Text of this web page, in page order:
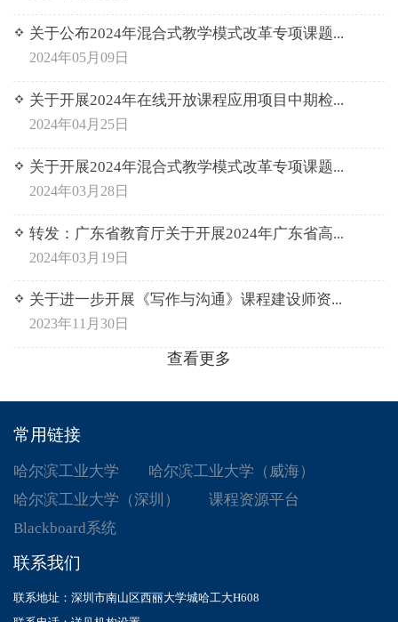
关于公布2024年混合式教学模式改革专项课题...
2024年05月09日
关于开展2024年在线开放课程应用项目中期检...
2024年04月25日
关于开展2024年混合式教学模式改革专项课题...
2024年03月28日
转发：广东省教育厅关于开展2024年广东省高...
2024年03月19日
关于进一步开展《写作与沟通》课程建设师资...
2023年11月30日
查看更多
常用链接
哈尔滨工业大学
哈尔滨工业大学（威海）
哈尔滨工业大学（深圳）
课程资源平台
Blackboard系统
联系我们
联系地址：深圳市南山区西丽大学城哈工大H608